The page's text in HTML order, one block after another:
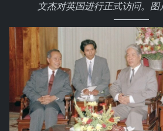
文杰对英国进行正式访问。